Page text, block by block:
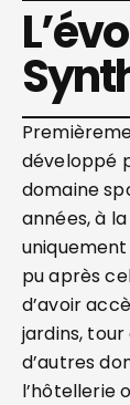
développé
domaine
années, à
uniquement
pu après
d’avoir
jardins, tour
d’autres
l’hôtellerie